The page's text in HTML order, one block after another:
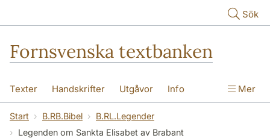
Sök
Fornsvenska textbanken
Texter Handskrifter Utgåvor Info Mer
Start B.RB.Bibel
B.RL.Legender
Legenden om Sankta Elisabet av Brabant